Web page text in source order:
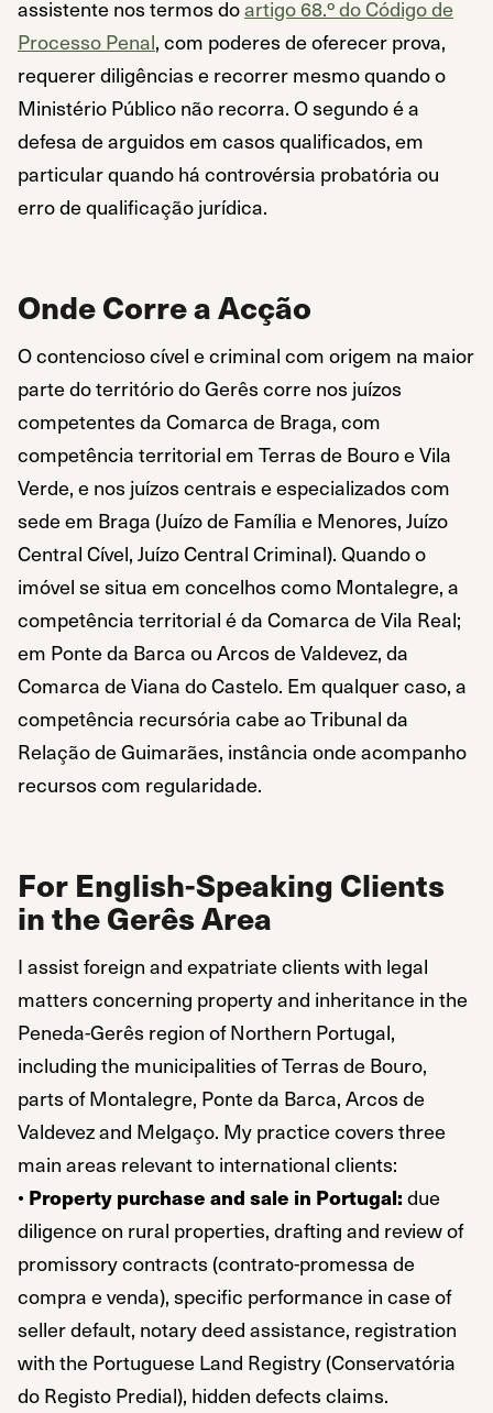
assistente nos termos doartigo 68.º do Código de
Processo Penal, com poderes de oferecer prova,
requerer diligências e recorrer mesmo quando o
Ministério Público não recorra. O segundo é a
defesa de arguidos em casos qualificados, em
particular quando há controvérsia probatória ou
erro de qualificação jurídica.
Onde Corre a Acção
O contencioso cível e criminal com origem na maior
parte do território do Gerês corre nos juízos
competentes da Comarca de Braga, com
competência territorial em Terras de Bouro e Vila
Verde, e nos juízos centrais e especializados com
sede em Braga (Juízo de Família e Menores, Juízo
Central Cível, Juízo Central Criminal). Quando o
imóvel se situa em concelhos como Montalegre, a
competência territorial é da Comarca de Vila Real;
em Ponte da Barca ou Arcos de Valdevez, da
Comarca de Viana do Castelo. Em qualquer caso, a
competência recursória cabe ao Tribunal da
Relação de Guimarães, instância onde acompanho
recursos com regularidade.
For English-Speaking Clients
in the Gerês Area
I assist foreign and expatriate clients with legal
matters concerning property and inheritance in the
Peneda-Gerês region of Northern Portugal,
including the municipalities of Terras de Bouro,
parts of Montalegre, Ponte da Barca, Arcos de
Valdevez and Melgaço. My practice covers three
main areas relevant to international clients:
• Property purchase and sale in Portugal: due
diligence on rural properties, drafting and review of
promissory contracts (contrato-promessa de
compra e venda), specific performance in case of
seller default, notary deed assistance, registration
with the Portuguese Land Registry (Conservatória
do Registo Predial), hidden defects claims.